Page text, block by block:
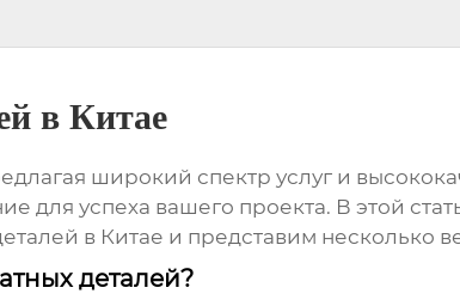
в Китае
широкий спектр услуг и
для успеха вашего проекта. В этой
в Китае и представим несколько
деталей?